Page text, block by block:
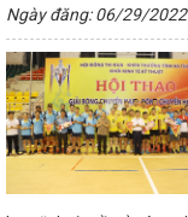
28/10/2024 của
tăng cường sự
dùng tiền mặt
đập
Không để lọt
tỉnh: Quyết tâm tạo
Quan tâm hoàn
Tập trung tháo gỡ
ty Tân cảng Sài
ỨNG PHÓ SỰ CỐ
Ngày đăng: 06/29/